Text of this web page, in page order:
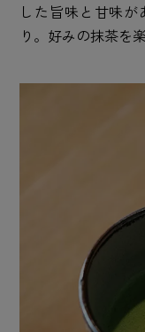
した旨味と甘味
り。好みの抹茶を